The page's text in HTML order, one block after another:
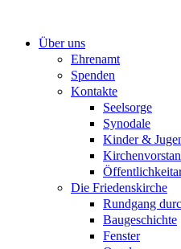
springenÜber uns
Ehrenamt
Spenden
Kontakte
Seelsorge
Synodale
Kinder &
Die Friedenskirche
Rundgang
Baugeschichte
Fenster